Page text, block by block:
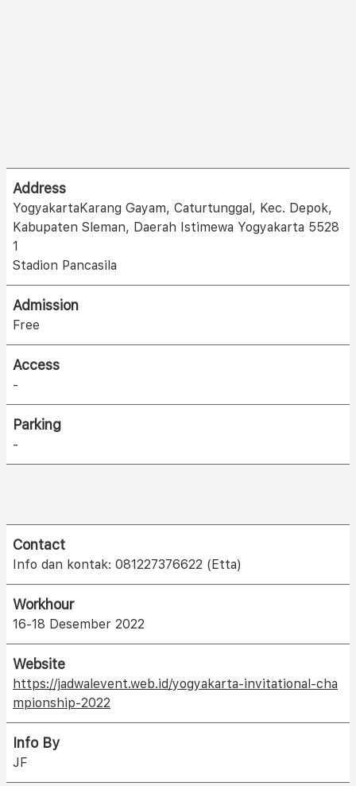
Address
YogyakartaKarang Gayam, Caturtunggal, Kec. Depok,
Kabupaten Sleman, Daerah Istimewa Yogyakarta 5528
1
Stadion Pancasila
Admission
Free
Access
-
Parking
-
Contact
Info dan kontak: 081227376622 (Etta)
Workhour
16-18 Desember 2022
Website
https://jadwalevent.web.id/yogyakarta-invitational-cha
mpionship-2022
Info By
JF